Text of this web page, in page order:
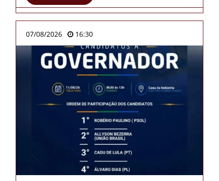
07/08/2026 16:30